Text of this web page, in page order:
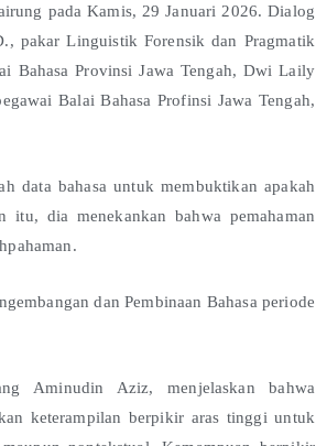
pada Kamis, 29 Januari 2026. Dialog
pakar Linguistik Forensik dan Pragmatik
Bahasa Provinsi Jawa Tengah, Dwi Laily
Balai Bahasa Profinsi Jawa Tengah,
data bahasa untuk membuktikan apakah
itu, dia menekankan bahwa pemahaman
dan Pembinaan Bahasa periode
Aminudin Aziz, menjelaskan bahwa
keterampilan berpikir aras tinggi untuk